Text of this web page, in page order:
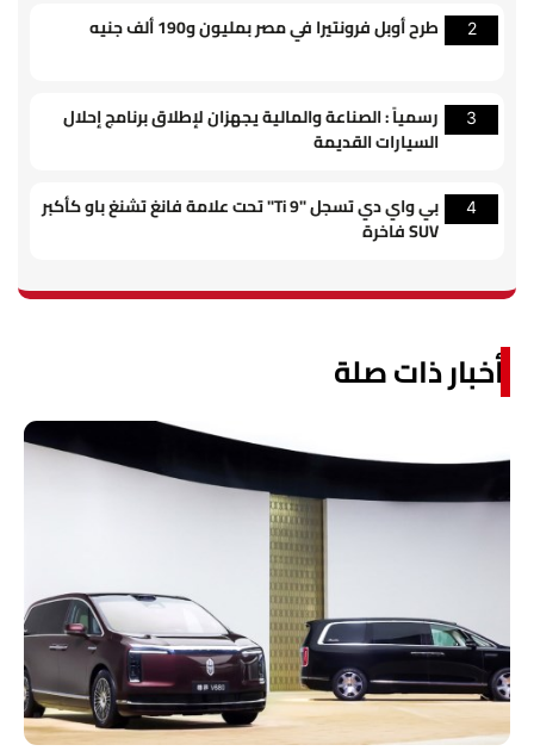
2 طرح أوبل فرونتيرا في مصر بمليون و190 ألف جنيه
3
رسمياً : الصناعة والمالية يجهزان لإطلاق برنامج إحلال
السيارات القديمة
4
بي واي دي تسجل "Ti 9" تحت علامة فانغ تشنغ باو كأكبر
SUV فاخرة
أخبار ذات صلة